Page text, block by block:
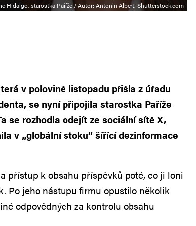
Hidalgo, starostka Paříže / Autor: Antonin Albert, Shutterstock.com
v polovině listopadu přišla z úřadu
se nyní připojila starostka Paříže
se rozhodla odejít ze sociální sítě X,
v „globální stoku“ šířící dezinformace
přístup k obsahu příspěvků poté, co ji loni
Po jeho nástupu firmu opustilo několik
odpovědných za kontrolu obsahu